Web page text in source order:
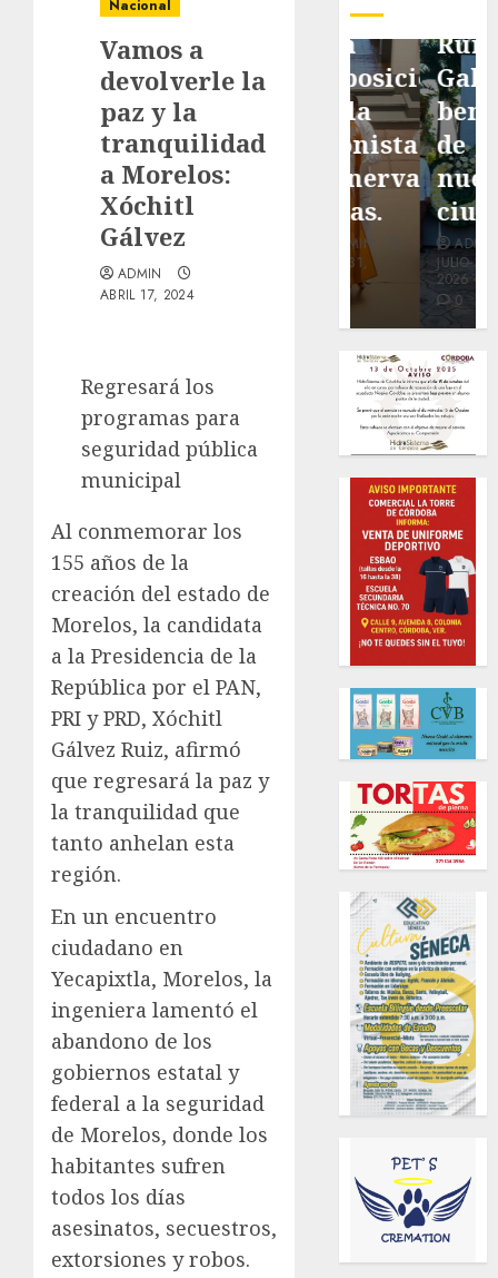
Nacional
Vamos a
devolverle la
paz y la
tranquilidad
a Morelos:
Xóchitl
Gálvez
ADMIN
ABRIL 17, 2024
Regresará los
programas para
seguridad pública
municipal
Al conmemorar los
155 años de la
creación del estado de
Morelos, la candidata
a la Presidencia de la
República por el PAN,
PRI y PRD, Xóchitl
Gálvez Ruiz, afirmó
que regresará la paz y
la tranquilidad que
tanto anhelan esta
región.
En un encuentro
ciudadano en
Yecapixtla, Morelos, la
ingeniera lamentó el
abandono de los
gobiernos estatal y
federal a la seguridad
de Morelos, donde los
habitantes sufren
todos los días
asesinatos, secuestros,
extorsiones y robos.
pavimentación
de San
Marcial
será
mejorada.
Interviene
CASF
ADMIN
2026
0
exposición
cronista
Minerva
Antonio
Ruiz
Galindo,
de
nuestra
ciudad.
ADMIN
JULIO 30,
2026